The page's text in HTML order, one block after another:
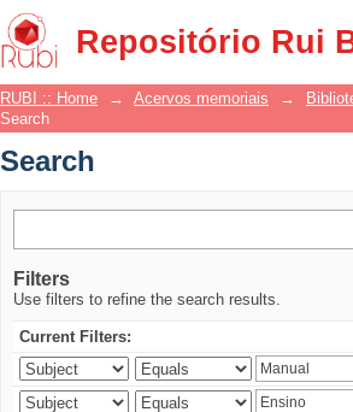
Repositório Rui
Search
RUBI :: Home → Acervos memoriais →
Search
Search
Filters
Use filters to refine the search results.
Current Filters: